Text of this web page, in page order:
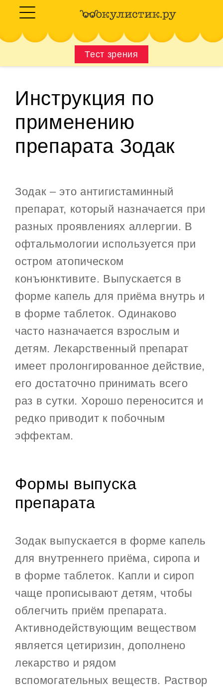
Тест зрения
Инструкция по
применению
препарата Зодак
Зодак – это антигистаминный
препарат, который назначается при
разных проявлениях аллергии. В
офтальмологии используется при
остром атопическом
конъюнктивите. Выпускается в
форме капель для приёма внутрь и
в форме таблеток. Одинаково
часто назначается взрослым и
детям. Лекарственный препарат
имеет пролонгированное действие,
его достаточно принимать всего
раз в сутки. Хорошо переносится и
редко приводит к побочным
эффектам.
Формы выпуска
препарата
Зодак выпускается в форме капель
для внутреннего приёма, сиропа и
в форме таблеток. Капли и сироп
чаще прописывают детям, чтобы
облегчить приём препарата.
Активнодействующим веществом
является цетиризин, дополнено
лекарство и рядом
вспомогательных веществ. Раствор